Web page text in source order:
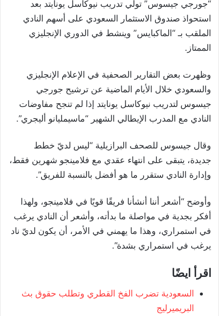
“جورجي جيسوس” تولي تدريب نيوكاسل يونايتد بعد
استحواذ صندوق الاستثمار السعودي على أسهم النادي
الملقب بـ “الماكبايس” وينشط في الدوري الإنجليزي
الممتاز.
وظهرت بعض التقارير الصحفية في الإعلام الإنجليزي
والسعودي خلال الأيام الماضية عن ترشيح جورجي
جيسوس لتدريب نيوكاسل يونايتد إذا لم تنجح مفاوضات
النادي مع المدرب الإيطالي الشهير “ماسيمليانو أليجري”.
وقال جيسوس للصحف البرازيلية “ليس لديّ خطط
جديدة، يتبقى على انتهاء عقدي مع فلامينجو شهرين فقط،
وإدارة النادي ستقرر ما هو أفضل بالنسبة للفريق”.
وأوضح “أشعر أننا أنشأنا فريقًا قويًا في فلامينجو، ولهذا
أفكر بجدية في مواصلة ما بدأته، وأشعر أن النادي يرغب
في استمراري، وهذا ما يهمني في الأمر، أن يكون لديّ ناد
يرغب في استمراري بشدة”.
اقرأ ايضًا
السعودية تضرب الفخ القطري وتطلب حقوق بث
البريميرليج